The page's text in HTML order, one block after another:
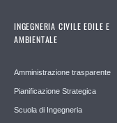
INGEGNERIA CIVILE EDILE E
AMBIENTALE
Amministrazione trasparente
Pianificazione Strategica
Scuola di Ingegneria